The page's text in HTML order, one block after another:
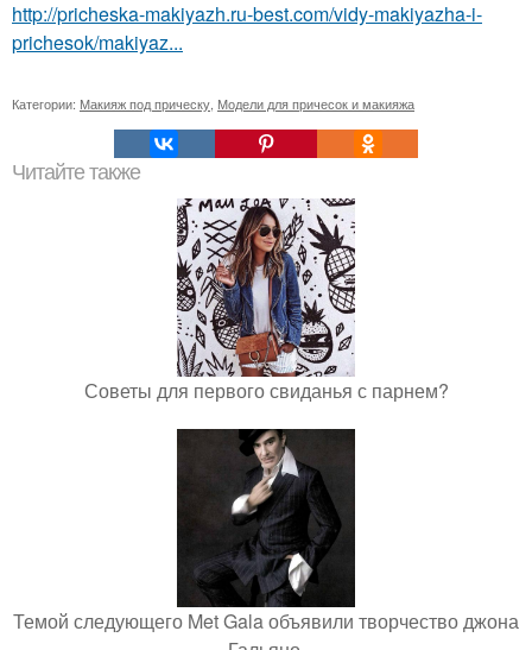
http://pricheska-makiyazh.ru-best.com/vidy-makiyazha-i-
prichesok/makiyaz...
Категории: Макияж под прическу Модели для причесок и макияжа
Читайте также
Советы для первого свиданья с парнем?
Темой следующего Met Gala объявили творчество джона